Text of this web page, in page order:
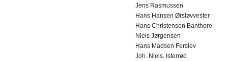
Jens Rasmussen
Hans Hansen Ørsløvvester
Hans Christensen Banthore
Niels Jørgensen
Hans Madsen Ferslev
Joh. Niels. Isterrød